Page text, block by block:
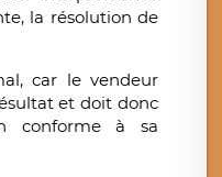
la résolution de
car le vendeur
et doit donc
conforme à sa